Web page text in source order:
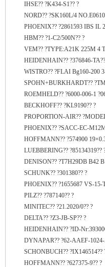
IHSE?? ?K434-S1?? ?
NORD?? ?SK160L/4
PHOENIX?? ?2861593 IBS IL
HBM?? ?1-C2/500N?? ?
VEM?? ?TYPE:A21K 225M 4
HEIDENHAIN?? ?376846-
WISTRO?? ?FLAI Bg160-200
SPOHN+BURKHARDT??
ROEMHELD?? ?6000-006-1
BECKHOFF?? ?KL9190?? ?
PROPORTION-AIR??
PHOENIX?? ?SACC-EC-
HOFFMANN?? ?574900
LUEBBERING?? ?85134319??
DENISON?? ?T7H29DB B42
SCHUNK?? ?301380?? ?
PHOENIX?? ?1655687 VS-15-
PILZ?? ?787140?? ?
MINITEC?? ?21.2020/0?? ?
DELTA?? ?Z3-JB-SP?? ?
HEIDENHAIN?? ?ID-
DYNAPAR?? ?62-AAEF-1024-
SCHONBUCH?? ?IX146514??
HOFFMANN?? ?627375-9?? ?